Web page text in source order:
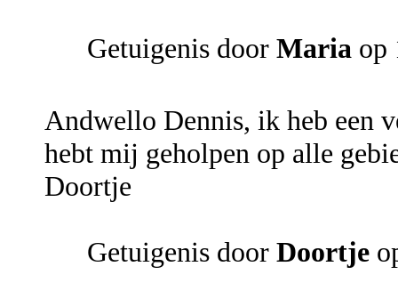
Getuigenis door Maria op
Andwello Dennis, ik heb een
hebt mij geholpen op alle
Doortje
Getuigenis door Doortje